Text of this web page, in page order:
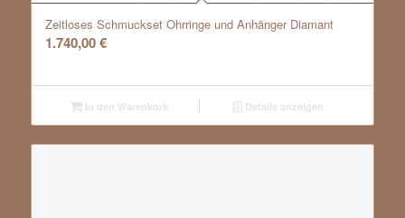
Zeitloses Schmuckset Ohrringe und Anhänger Diamant
1.740,00€
In den Warenkorb Details anzeigen